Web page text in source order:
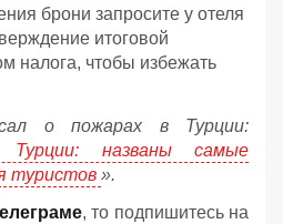
брони запросите у отеля
итоговой
налога, чтобы избежать
о пожарах в Турции:
Турции: названы самые
туристов ».
, то подпишитесь на